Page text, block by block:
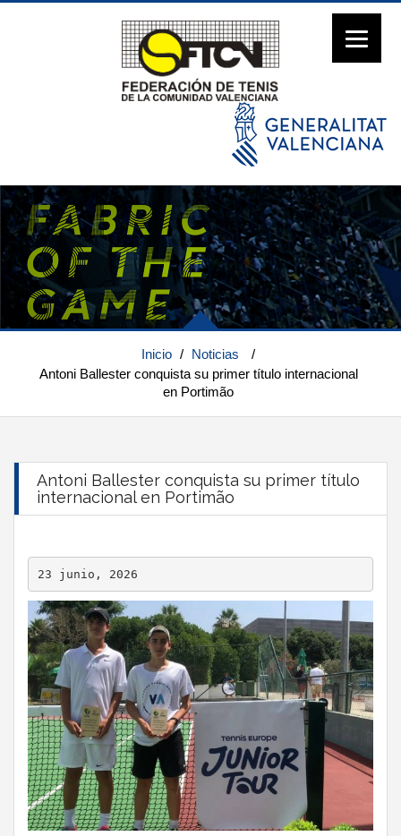
Inicio / Noticias
/
Antoni Ballester conquista su primer título internacional
en Portimão
Antoni Ballester conquista su primer título
internacional en Portimão
23 junio, 2026